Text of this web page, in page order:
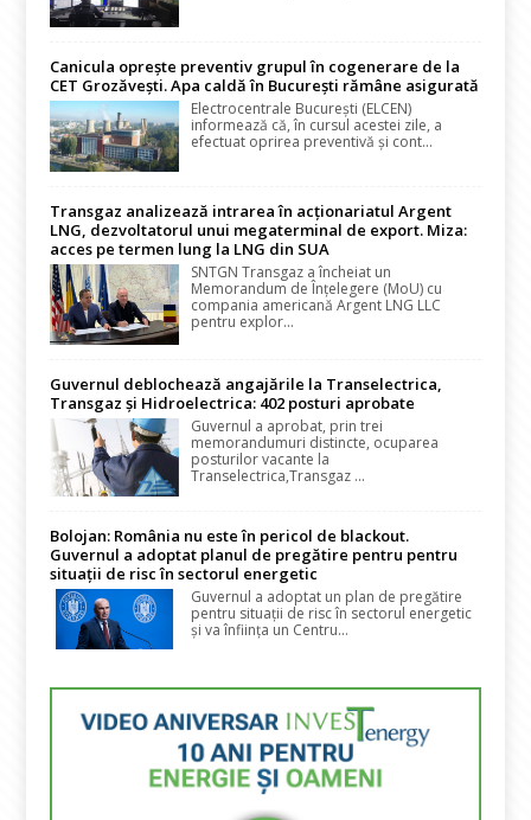
Canicula oprește preventiv grupul în cogenerare de la
CET Grozăvești. Apa caldă în București rămâne asigurată
Electrocentrale București (ELCEN)
informează că, în cursul acestei zile, a
efectuat oprirea preventivă și cont...
Transgaz analizează intrarea în acționariatul Argent
LNG, dezvoltatorul unui megaterminal de export. Miza:
acces pe termen lung la LNG din SUA
SNTGN Transgaz a încheiat un
Memorandum de Înțelegere (MoU) cu
compania americană Argent LNG LLC
pentru explor...
Guvernul deblochează angajările la Transelectrica,
Transgaz și Hidroelectrica: 402 posturi aprobate
Guvernul a aprobat, prin trei
memorandumuri distincte, ocuparea
posturilor vacante la
Transelectrica,Transgaz ...
Bolojan: România nu este în pericol de blackout.
Guvernul a adoptat planul de pregătire pentru pentru
situații de risc în sectorul energetic
Guvernul a adoptat un plan de pregătire
pentru situații de risc în sectorul energetic
și va înființa un Centru...